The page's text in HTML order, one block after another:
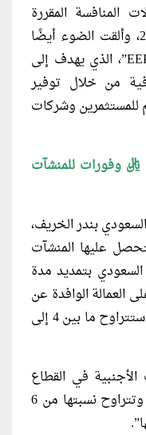
المنافسة المقررة
خلال الفترة المتبقية من عام 2024، وألقت الضوء أيضًا
على برنامج تمكين الاستكشاف “EEP”، الذي يهدف إلى
من خلال توفير
للمستثمرين وشركات
5 مليارات ريال وفورات للمنشآت
بندر الخريف،
عليها المنشآت
بتمديد مدة
العمالة الوافدة عن
المنشآت الصناعية إلى نهاية 2025، ستتراوح ما بين 4 إلى
في القطاع
الصناعي ما زالت دون المستهدف، وتتراوح نسبتها من 6